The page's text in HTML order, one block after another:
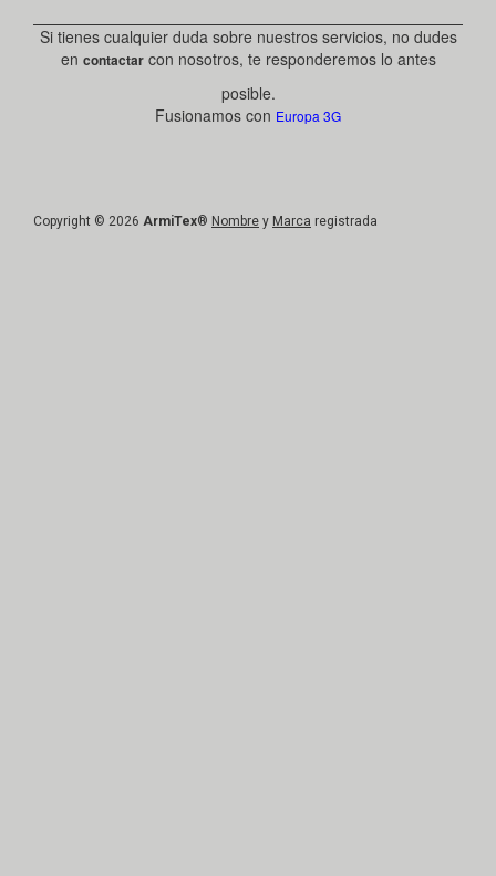
Si tienes cualquier duda sobre nuestros servicios, no dudes
en contactarcon nosotros, te responderemos lo antes
posible.
Fusionamos con Europa 3G
Copyright © 2026 ArmiTex® Nombre y Marca registrada